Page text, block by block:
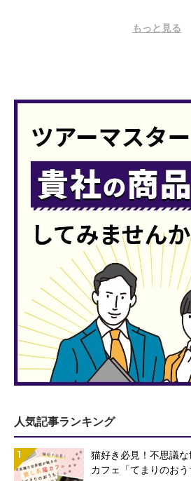
もっと見る
人気記事ランキング
1
猫好き必見！不思議
カフェ「てまりのおう